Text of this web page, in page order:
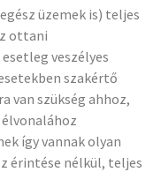
üzemek is) teljes
ottani
veszélyes
szakértő
van szükség ahhoz,
élvonalához
így vannak olyan
érintése nélkül, teljes